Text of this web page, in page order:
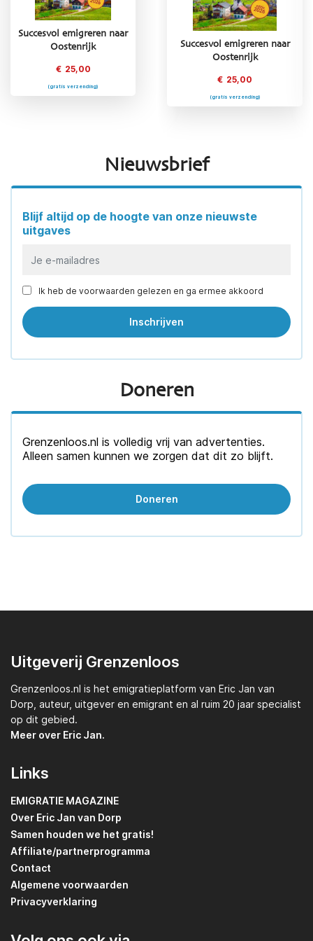
Succesvol emigreren naar
Oostenrijk
€ 25,00
(gratis verzending)
Succesvol emigreren naar
(gratis verzending)
Succesvol emigreren naar
Oostenrijk
€ 25,00
(gratis verzending)
Nieuwsbrief
Blijf altijd op de hoogte van onze nieuwste
uitgaves
Ik heb de voorwaarden gelezen en ga ermee akkoord
Doneren
Grenzenloos.nl is volledig vrij van advertenties.
Alleen samen kunnen we zorgen dat dit zo blijft.
Doneren
Uitgeverij Grenzenloos
Grenzenloos.nl is het emigratieplatform van Eric Jan van
Dorp, auteur, uitgever en emigrant en al ruim 20 jaar specialist
op dit gebied.
Meer over Eric Jan.
Links
EMIGRATIE MAGAZINE
Over Eric Jan van Dorp
Samen houden we het gratis!
Affiliate/partnerprogramma
Contact
Algemene voorwaarden
Privacyverklaring